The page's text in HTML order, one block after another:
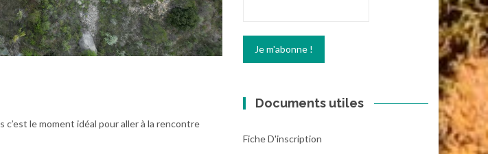
c’est le moment idéal pour aller à la rencontre
Documents utiles
Fiche D'inscription